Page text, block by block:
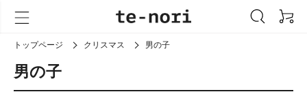
トップページ クリスマス 男の子
男の子